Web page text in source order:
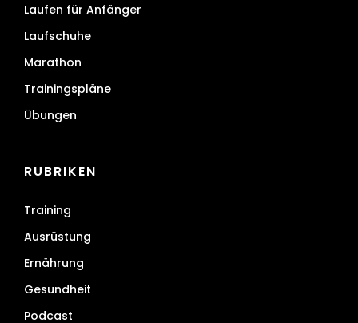
Laufen für Anfänger
Laufschuhe
Marathon
Trainingspläne
Übungen
RUBRIKEN
Training
Ausrüstung
Ernährung
Gesundheit
Podcast